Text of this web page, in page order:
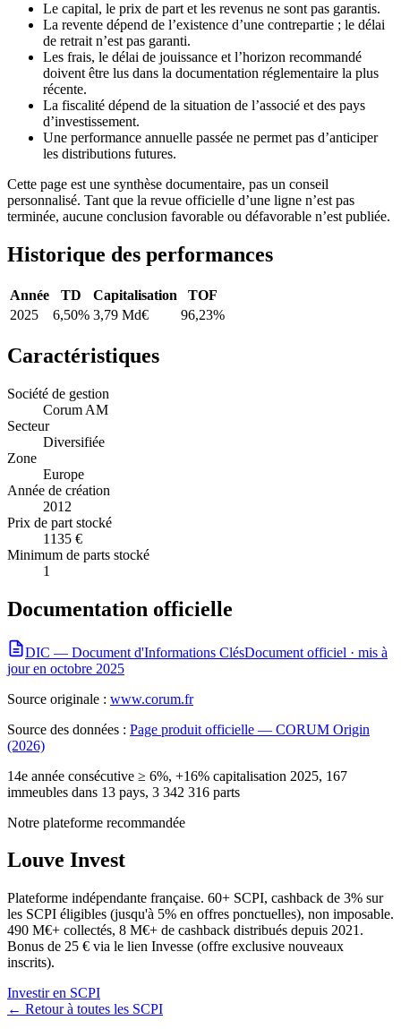
Le capital, le prix de part et les revenus ne sont pas garantis.
La revente dépend de l’existence d’une contrepartie ; le délai
de retrait n’est pas garanti.
Les frais, le délai de jouissance et l’horizon recommandé
doivent être lus dans la documentation réglementaire la plus
récente.
La fiscalité dépend de la situation de l’associé et des pays
d’investissement.
Une performance annuelle passée ne permet pas d’anticiper
les distributions futures.
Cette page est une synthèse documentaire, pas un conseil
personnalisé. Tant que la revue officielle d’une ligne n’est pas
terminée, aucune conclusion favorable ou défavorable n’est publiée.
Historique des performances
Année TD Capitalisation
TOF
2025
6,50% 3,79 Md€ 96,23%
Caractéristiques
Société de gestion
Corum AM
Secteur
Diversifiée
Zone
Europe
Année de création
2012
Prix de part stocké
1135 €
Minimum de parts stocké
1
Documentation officielle
DIC — Document d'Informations ClésDocument officiel · mis à
jour en octobre 2025
Source originale : www.corum.fr
Source des données : Page produit officielle — CORUM Origin
(2026)
14e année consécutive ≥ 6%, +16% capitalisation 2025, 167
immeubles dans 13 pays, 3 342 316 parts
Notre plateforme recommandée
Louve Invest
Plateforme indépendante française. 60+ SCPI, cashback de 3% sur
les SCPI éligibles (jusqu'à 5% en offres ponctuelles), non imposable.
490 M€+ collectés, 8 M€+ de cashback distribués depuis 2021.
Bonus de 25 € via le lien Invesse (offre exclusive nouveaux
inscrits).
Investir en SCPI
← Retour à toutes les SCPI